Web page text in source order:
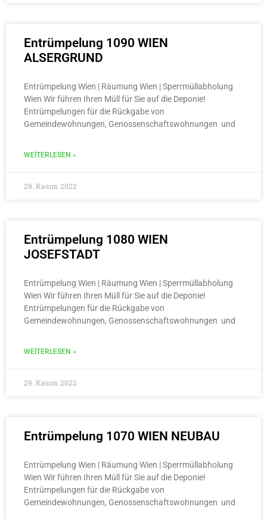
Entrümpelung 1090 WIEN
ALSERGRUND
Entrümpelung Wien | Räumung Wien | Sperrmüllabholung
Wien Wir führen Ihren Müll für Sie auf die Deponie!
Entrümpelungen für die Rückgabe von
Gemeindewohnungen, Genossenschaftswohnungen und
WEITERLESEN »
29. Kasım 2022
Entrümpelung 1080 WIEN
JOSEFSTADT
Entrümpelung Wien | Räumung Wien | Sperrmüllabholung
Wien Wir führen Ihren Müll für Sie auf die Deponie!
Entrümpelungen für die Rückgabe von
Gemeindewohnungen, Genossenschaftswohnungen und
WEITERLESEN »
29. Kasım 2022
Entrümpelung 1070 WIEN NEUBAU
Entrümpelung Wien | Räumung Wien | Sperrmüllabholung
Wien Wir führen Ihren Müll für Sie auf die Deponie!
Entrümpelungen für die Rückgabe von
Gemeindewohnungen, Genossenschaftswohnungen und